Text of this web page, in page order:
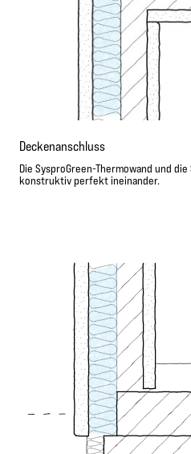
Deckenanschluss
Die SysproGreen-Thermowand und
konstruktiv perfekt ineinander.